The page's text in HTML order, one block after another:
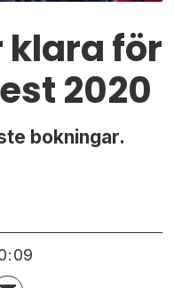
för
2020
bokningar.